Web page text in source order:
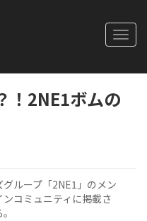
！2NE1ボムの
ループ「2NE1」のメン
コミュニティに掲載さ